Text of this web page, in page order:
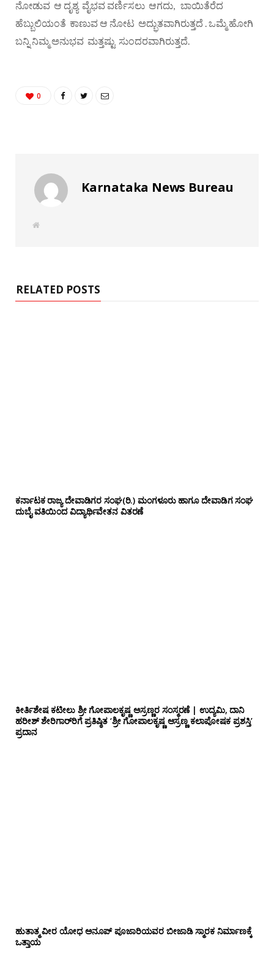
ನೋಡುವ ಆ ದೃಶ್ಯ ವೈಭವ ವರ್ಣಿಸಲು ಆಗದು, ಬಾಯಿತೆರೆದ
ಹೆಬ್ಬುಲಿಯಂತೆ ಕಾಣುವ ಆ ನೋಟ ಅದ್ಭುತವಾಗಿರುತ್ತದೆ . ಒಮ್ಮೆ ಹೋಗಿ
ಬನ್ನಿ ನಿಮ್ಮ ಅನುಭವ ಮತ್ತಷ್ಟು ಸುಂದರವಾಗಿರುತ್ತದೆ.
0
Karnataka News Bureau
W
RELATED POSTS
ಕರ್ನಾಟಕ ರಾಜ್ಯ ದೇವಾಡಿಗರ ಸಂಘ(ರಿ.) ಮಂಗಳೂರು ಹಾಗೂ ದೇವಾಡಿಗ ಸಂಘ
ದುಬೈ ವತಿಯಿಂದ ವಿದ್ಯಾರ್ಥಿವೇತನ ವಿತರಣೆ
ಕೀರ್ತಿಶೇಷ ಕಟೀಲು ಶ್ರೀ ಗೋಪಾಲಕೃಷ್ಣ ಅಸ್ರಣ್ಣರ ಸಂಸ್ಮರಣೆ | ಉದ್ಯಮಿ, ದಾನಿ
ಹರೀಶ್ ಶೇರಿಗಾರ್‌ರಿಗೆ ಪ್ರತಿಷ್ಠಿತ ‘ಶ್ರೀ ಗೋಪಾಲಕೃಷ್ಣ ಆಸ್ರಣ್ಣ ಕಲಾಪೋಷಕ ಪ್ರಶಸ್ತಿ’
ಪ್ರದಾನ
ಹುತಾತ್ಮ ವೀರ ಯೋಧ ಅನೂಪ್ ಪೂಜಾರಿಯವರ ಬೀಜಾಡಿ ಸ್ಮಾರಕ ನಿರ್ಮಾಣಕ್ಕೆ
ಒತ್ತಾಯ